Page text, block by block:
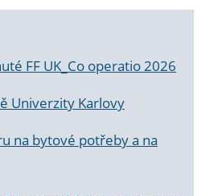
FF UK_Co operatio 2026
Univerzity Karlovy
na bytové potřeby a na